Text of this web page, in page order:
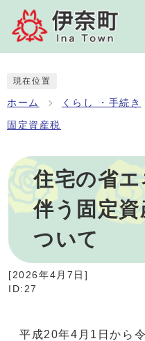
現在位置
ホーム くらし ・手続き
固定資産税
住宅の省
伴う固定
ついて
[2026年4月7日]
ID:27
平成20年4月1日から